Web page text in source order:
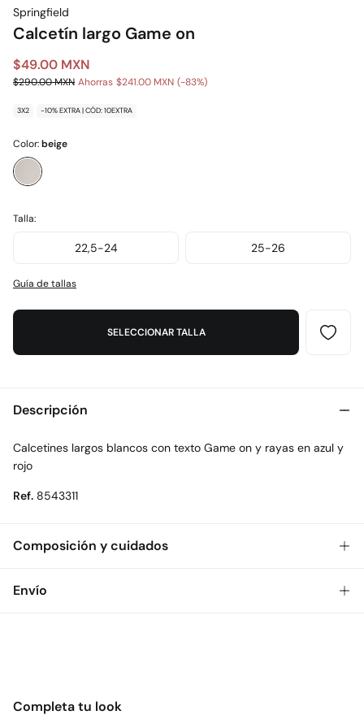
Springfield
Calcetín largo Game on
$49.00 MXN
$290.00 MXN Ahorras $241.00 MXN 83
3X2 -10% EXTRA | CÓD: 10EXTRA
Color:beige
Talla:
22,5-24 25-26
Guía de tallas
SELECCIONAR TALLA
Descripción
Calcetines largos blancos con texto Game on y rayas en azul y
rojo
Ref. 8543311
Composición y cuidados
Composición
Envío
CDMX y Área Metropolitana: 1-2 días.
Completa tu look